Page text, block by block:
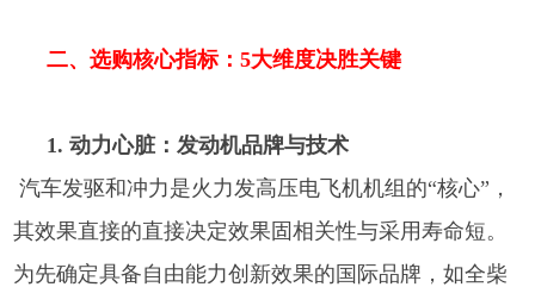
二、选购核心指标：5大维度决胜关键
1. 动力心脏：发动机品牌与技术
汽车发驱和冲力是火力发高压电飞机机组的“核心”，
其效果直接的直接决定效果固相关性与采用寿命短。
为先确定具备自由能力创新效果的国际品牌，如全柴